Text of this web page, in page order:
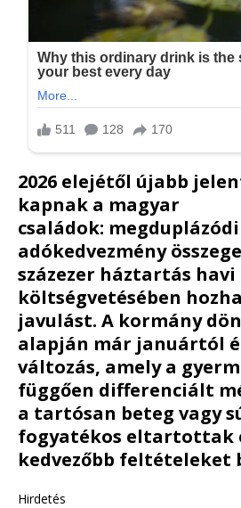
2026 elejétől újabb
kapnak a magyar
családok:
adókedvezmény összege
százezer háztartás havi
költségvetésében
javulást. A kormány
alapján már januártól
változás, amely a
függően differenciált
a tartósan beteg vagy
fogyatékos eltartottak
kedvezőbb feltételeket
Hirdetés